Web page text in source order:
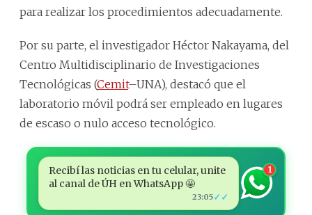
para realizar los procedimientos adecuadamente.
Por su parte, el investigador Héctor Nakayama, del
Centro Multidisciplinario de Investigaciones
Tecnológicas (Cemit–UNA), destacó que el
laboratorio móvil podrá ser empleado en lugares
de escaso o nulo acceso tecnológico.
Recibí las noticias en tu celular, unite
al canal de ÚH en WhatsApp 🤩
23:05✓✓
1